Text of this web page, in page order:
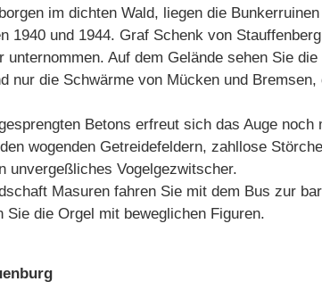
im dichten Wald, liegen die
1940 und 1944. Graf Schenk von
Auf dem Gelände sehen Sie
nur die Schwärme von Mücken und
Betons erfreut sich das Auge
wogenden Getreidefeldern, zahllose
unvergeßliches Vogelgezwitscher.
Masuren fahren Sie mit dem Bus zur
Sie die Orgel mit beweglichen Figuren.